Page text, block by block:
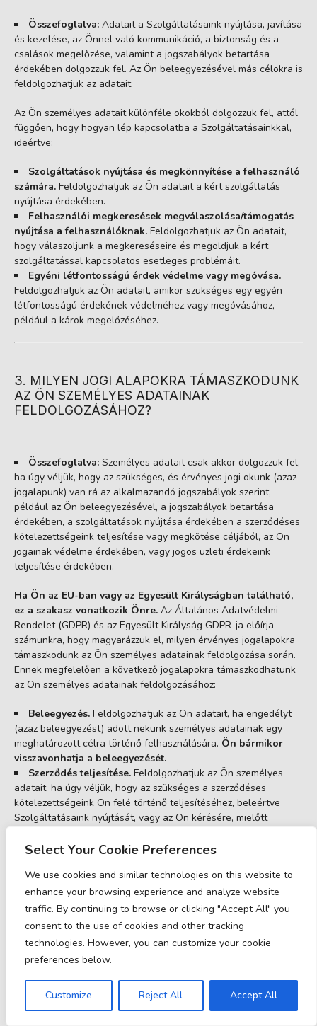
Select Your Cookie Preferences
We use cookies and similar technologies on this website to
enhance your browsing experience and analyze website
traffic. By continuing to browse or clicking "Accept All" you
consent to the use of cookies and other tracking
technologies. However, you can customize your cookie
preferences below.
Customize Reject All Accept All
Összefoglalva: Adatait a Szolgáltatásaink nyújtása, javítása
és kezelése, az Önnel való kommunikáció, a biztonság és a
csalások megelőzése, valamint a jogszabályok betartása
érdekében dolgozzuk fel. Az Ön beleegyezésével más célokra is
feldolgozhatjuk az adatait.
Az Ön személyes adatait különféle okokból dolgozzuk fel, attól
függően, hogy hogyan lép kapcsolatba a Szolgáltatásainkkal,
ideértve:
Szolgáltatások nyújtása és megkönnyítése a felhasználó
számára. Feldolgozhatjuk az Ön adatait a kért szolgáltatás
nyújtása érdekében.
Felhasználói megkeresések megválaszolása/támogatás
nyújtása a felhasználóknak. Feldolgozhatjuk az Ön adatait,
hogy válaszoljunk a megkereséseire és megoldjuk a kért
szolgáltatással kapcsolatos esetleges problémáit.
Egyéni létfontosságú érdek védelme vagy megóvása.
Feldolgozhatjuk az Ön adatait, amikor szükséges egy egyén
létfontosságú érdekének védelméhez vagy megóvásához,
például a károk megelőzéséhez.
3. MILYEN JOGI ALAPOKRA TÁMASZKODUNK
AZ ÖN SZEMÉLYES ADATAINAK
FELDOLGOZÁSÁHOZ?
Összefoglalva: Személyes adatait csak akkor dolgozzuk fel,
ha úgy véljük, hogy az szükséges, és érvényes jogi okunk (azaz
jogalapunk) van rá az alkalmazandó jogszabályok szerint,
például az Ön beleegyezésével, a jogszabályok betartása
érdekében, a szolgáltatások nyújtása érdekében a szerződéses
kötelezettségeink teljesítése vagy megkötése céljából, az Ön
jogainak védelme érdekében, vagy jogos üzleti érdekeink
teljesítése érdekében.
Ha Ön az EU-ban vagy az Egyesült Királyságban található,
ez a szakasz vonatkozik Önre. Az Általános Adatvédelmi
Rendelet (GDPR) és az Egyesült Királyság GDPR-ja előírja
számunkra, hogy magyarázzuk el, milyen érvényes jogalapokra
támaszkodunk az Ön személyes adatainak feldolgozása során.
Ennek megfelelően a következő jogalapokra támaszkodhatunk
az Ön személyes adatainak feldolgozásához:
Beleegyezés. Feldolgozhatjuk az Ön adatait, ha engedélyt
(azaz beleegyezést) adott nekünk személyes adatainak egy
meghatározott célra történő felhasználására. Ön bármikor
visszavonhatja a beleegyezését.
Szerződés teljesítése. Feldolgozhatjuk az Ön személyes
adatait, ha úgy véljük, hogy az szükséges a szerződéses
kötelezettségeink Ön felé történő teljesítéséhez, beleértve
Szolgáltatásaink nyújtását, vagy az Ön kérésére, mielőtt
Jogi kötelezettségek.Feldolgozhatjuk az Ön adatait, ha úgy
teljesítéséhez, például együttműködéshez egy bűnüldöző
szervvel vagy szabályozó ügynökséggel, jogi jogaink
gyakorlásához vagy védelméhez, vagy az Ön adatainak
bizonyítékként való nyilvánosságra hozásához olyan peres
eljárásban, amelyben részt veszünk.
Létfontosságú érdekek.
Feldolgozhatjuk az Ön adatait, ha
úgy véljük, hogy az szükséges az Ön létfontosságú érdekeinek
vagy egy harmadik fél létfontosságú érdekeinek védelméhez,
például olyan helyzetekben, amelyek potenciális veszélyt
jelentenek bármely személy biztonságára.